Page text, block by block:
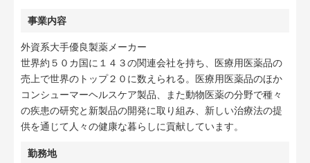
事業内容
外資系大手優良製薬メーカー
世界約５０カ国に１４３の関連会社を持ち、医療用医薬品の
売上で世界のトップ２０に数えられる。医療用医薬品のほか
コンシューマーヘルスケア製品、また動物医薬の分野で種々
の疾患の研究と新製品の開発に取り組み、新しい治療法の提
供を通じて人々の健康な暮らしに貢献しています。
勤務地